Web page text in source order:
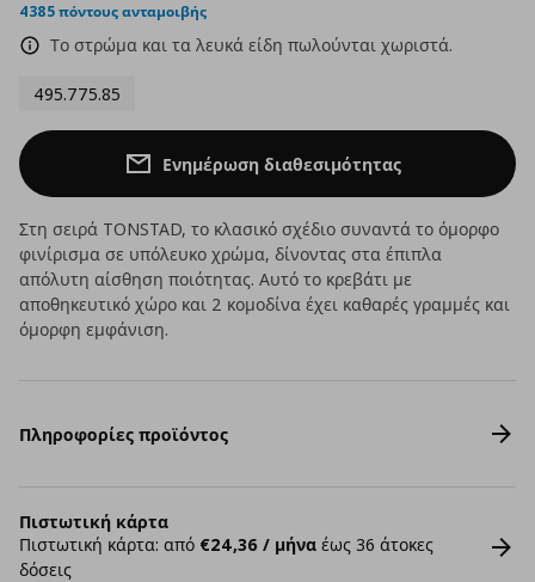
4385 πόντους ανταμοιβής
Το στρώμα και τα λευκά είδη πωλούνται χωριστά.
495.775.85
Ενημέρωση διαθεσιμότητας
Στη σειρά TONSTAD, το κλασικό σχέδιο συναντά το όμορφο
φινίρισμα σε υπόλευκο χρώμα, δίνοντας στα έπιπλα
απόλυτη αίσθηση ποιότητας. Αυτό το κρεβάτι με
αποθηκευτικό χώρο και 2 κομοδίνα έχει καθαρές γραμμές και
όμορφη εμφάνιση.
Πληροφορίες προϊόντος
Πιστωτική κάρτα
Πιστωτική κάρτα: από €24,36 / μήνα έως 36 άτοκες
δόσεις